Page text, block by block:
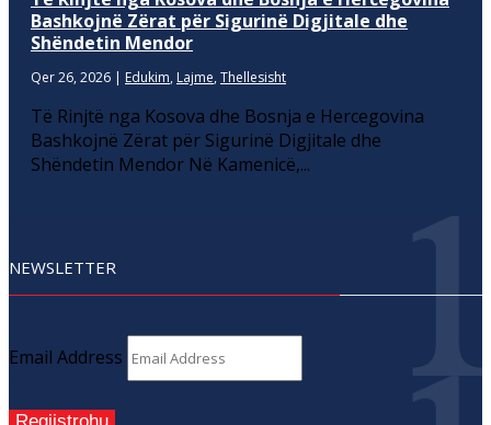
Bashkojnë Zërat për Sigurinë Digjitale dhe
Shëndetin Mendor
Qer 26, 2026 | Edukim, Lajme, Thellesisht
Të Rinjtë nga Kosova dhe Bosnja e Hercegovina
Bashkojnë Zërat për Sigurinë Digjitale dhe
Shëndetin Mendor Në Kamenicë,...
NEWSLETTER
Email Address